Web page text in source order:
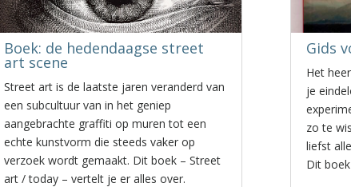
Boek: de hedendaagse street
art scene
Street art is de laatste jaren veranderd van
een subcultuur van in het geniep
aangebrachte graffiti op muren tot een
echte kunstvorm die steeds vaker op
verzoek wordt gemaakt. Dit boek – Street
art / today – vertelt je er alles over.
Gids
Het
je
zo te
liefst
Dit